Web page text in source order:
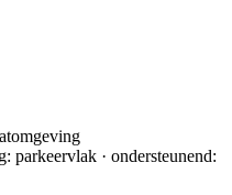
parkeervlak · ondersteunend: